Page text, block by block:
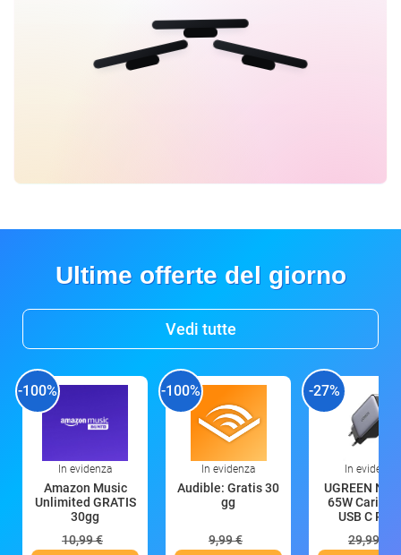
Ultime offerte del giorno
Vedi tutte
-100%
In evidenza
Amazon Music
Unlimited GRATIS
30gg
10,99 €
-100%
In evidenza
Audible: Gratis 30
gg
9,99 €
-27%
In evidenza
UGREEN
65W
USB C
29,99 €